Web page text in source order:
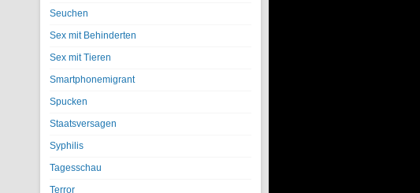
Seuchen
Sex mit Behinderten
Sex mit Tieren
Smartphonemigrant
Spucken
Staatsversagen
Syphilis
Tagesschau
Terror